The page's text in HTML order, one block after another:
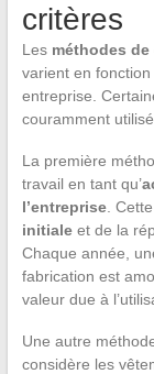
critères
Les méthodes
varient en
entreprise.
couramment
La première
travail en tant qu’
l’entreprise.
initialeet de la
Chaque année,
fabrication est
valeur due à
Une autre
considère les